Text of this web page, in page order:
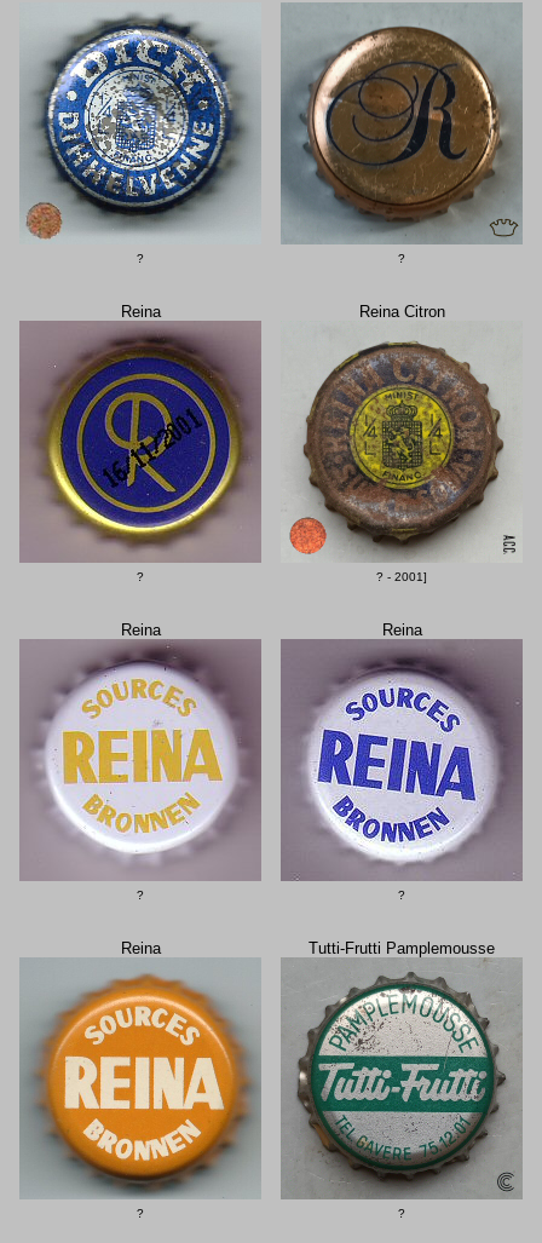
? ?
Reina
?
Reina Citron
? - 2001]
Reina
?
Reina
?
Reina
?
Tutti-Frutti Pamplemousse
?